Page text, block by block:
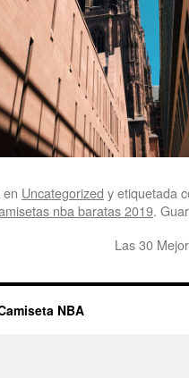
Uncategorized y etiquetada
nba baratas 2019.
Las 30
NBA